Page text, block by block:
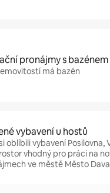
pronájmy s bazénem
má bazén
vybavení u hostů
oblíbili vybavení Posilovna,
vhodný pro práci na
ve městě Město